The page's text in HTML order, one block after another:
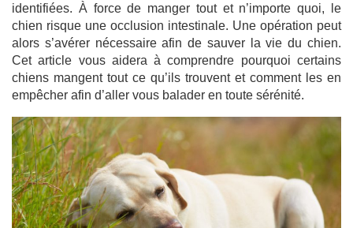
identifiées. À force de manger tout et n’importe quoi, le
chien risque une occlusion intestinale. Une opération peut
alors s’avérer nécessaire afin de sauver la vie du chien.
Cet article vous aidera à comprendre pourquoi certains
chiens mangent tout ce qu’ils trouvent et comment les en
empêcher afin d’aller vous balader en toute sérénité.